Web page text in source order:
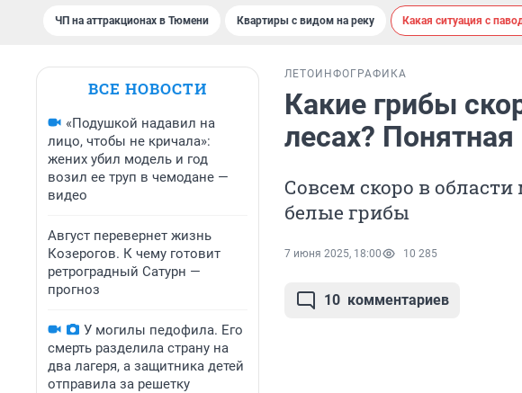
ЧП на аттракционах в Тюмени Квартиры с видом на реку Какая ситуация с
ВСЕ НОВОСТИ
«Подушкой надавил на
лицо, чтобы не кричала»:
жених убил модель и год
возил ее труп в чемодане —
видео
Август перевернет жизнь
Козерогов. К чему готовит
ретроградный Сатурн —
прогноз
У могилы педофила. Его
смерть разделила страну на
два лагеря, а защитника детей
отправила за решетку
ЛЕТО ИНФОГРАФИКА
Какие грибы
лесах?
Совсем скоро в
белые грибы
7 июня 2025, 18:00 10 285
10 комментариев